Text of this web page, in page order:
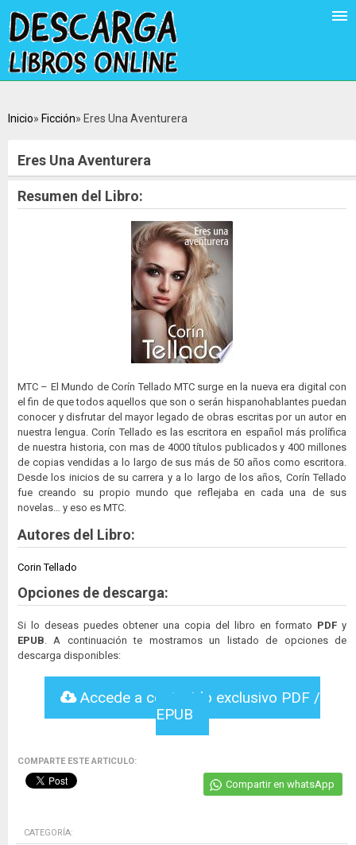
Inicio Ficción Eres Una Aventurera
Eres Una Aventurera
Resumen del Libro:
MTC – El Mundo de Corín Tellado MTC surge en la nueva era digital con
el fin de que todos aquellos que son o serán hispanohablantes puedan
conocer y disfrutar del mayor legado de obras escritas por un autor en
nuestra lengua. Corín Tellado es las escritora en español más prolífica
de nuestra historia, con mas de 4000 títulos publicados y 400 millones
de copias vendidas a lo largo de sus más de 50 años como escritora.
Desde los inicios de su carrera y a lo largo de los años, Corín Tellado
fue creando su propio mundo que reflejaba en cada una de sus
novelas… y eso es MTC.
Autores del Libro:
Corin Tellado
Opciones de descarga:
Si lo deseas puedes obtener una copia del libro en formato PDF y
EPUB . A continuación te mostramos un listado de opciones de
descarga disponibles:
Accede a contenido exclusivo PDF /
EPUB
COMPARTE ESTE ARTICULO:
Compartir en whatsApp
CATEGORÍA: